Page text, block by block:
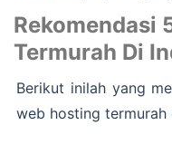
Rekomendasi
Termurah Di
Berikut inilah yang
web hosting termurah